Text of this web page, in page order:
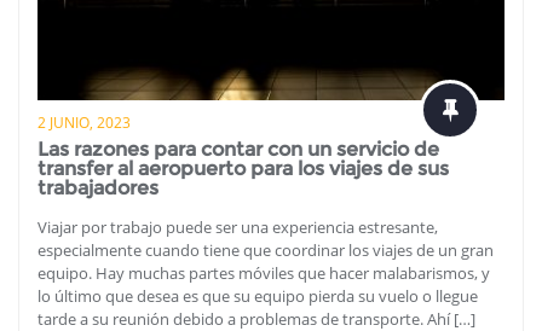
2 JUNIO, 2023
Las razones para contar con un servicio de
transfer al aeropuerto para los viajes de sus
trabajadores
Viajar por trabajo puede ser una experiencia estresante,
especialmente cuando tiene que coordinar los viajes de un gran
equipo. Hay muchas partes móviles que hacer malabarismos, y
lo último que desea es que su equipo pierda su vuelo o llegue
tarde a su reunión debido a problemas de transporte. Ahí […]